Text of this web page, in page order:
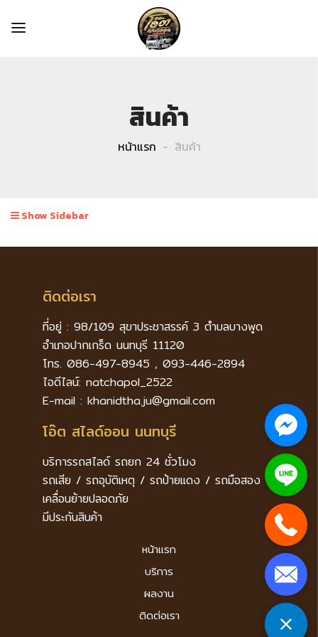
สินค้า
หน้าแรก สินค้า
Show Sidebar
ติดต่อเรา
ที่อยู่ : 98/109 สุขาประชาสรรค์ 3 ตำบลบางพูด
อำเภอปากเกร็ด นนทบุรี 11120
โทร. 086-497-8945 , 093-446-2894
ไอดีไลน์: natchapol_2522
E-mail : khanidtha.ju@gmail.com
โอ๊ต สไลด์ออน นนทบุรี
บริการรถสไลด์ รถยก 24 ชั่วโมง
รถเสีย / รถอุบัติเหตุ / รถป้ายแดง / รถมือสอง
เคลื่อนย้ายปลอดภัย
มีประกันสินค้า
หน้าแรก
บริการ
ผลงาน
ติดต่อเรา